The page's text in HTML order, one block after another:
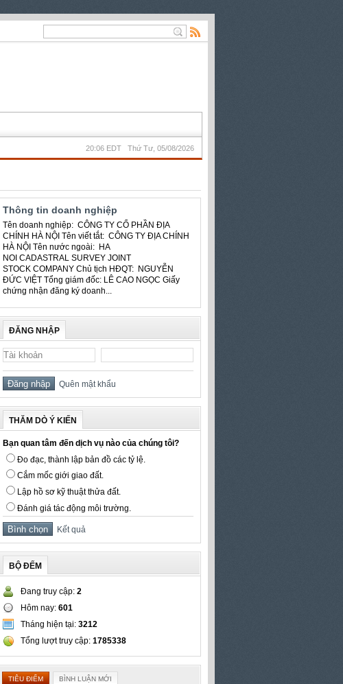
20:06 EDT Thứ Tư, 05/08/2026
Thông tin doanh nghiệp
Tên doanh nghiệp: CÔNG TY CỔ PHẦN ĐỊA
CHÍNH HÀ NỘI Tên viết tắt: CÔNG TY ĐỊA CHÍNH
HÀ NỘI Tên nước ngoài: HA
NOI CADASTRAL SURVEY JOINT
STOCK COMPANY Chủ tịch HĐQT: NGUYỄN
ĐỨC VIỆT Tổng giám đốc: LÊ CAO NGỌC Giấy
chứng nhận đăng ký doanh...
ĐĂNG NHẬP
Quên mật khẩu
THĂM DÒ Ý KIẾN
Bạn quan tâm đến dịch vụ nào của chúng tôi?
Đo đạc, thành lập bản đồ các tỷ lệ.
Cắm mốc giới giao đất.
Lập hồ sơ kỹ thuật thửa đất.
Đánh giá tác động môi trường.
Kết quả
BỘ ĐẾM
Đang truy cập: 2
Hôm nay: 601
Tháng hiện tại: 3212
Tổng lượt truy cập: 1785338
TIÊU ĐIỂM BÌNH LUẬN MỚI